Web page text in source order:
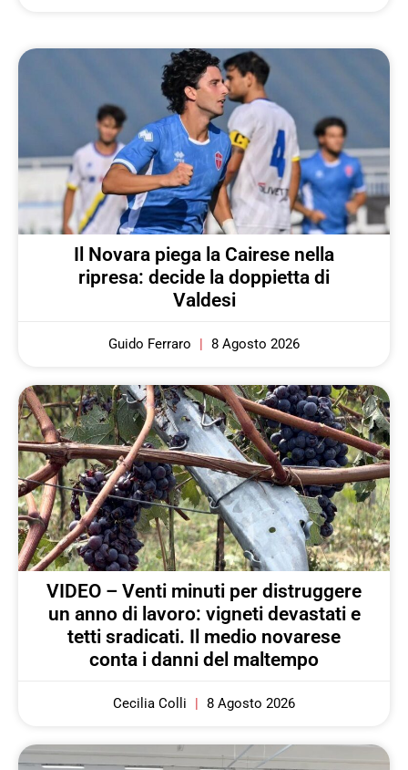
Il Novara piega la Cairese nella
ripresa: decide la doppietta di
Valdesi
Guido Ferraro 8 Agosto 2026
VIDEO – Venti minuti per distruggere
un anno di lavoro: vigneti devastati e
tetti sradicati. Il medio novarese
conta i danni del maltempo
Cecilia Colli 8 Agosto 2026